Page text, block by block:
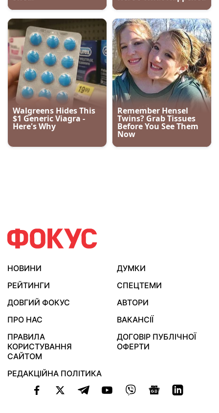
НОВИНИ
ДУМКИ
РЕЙТИНГИ
СПЕЦТЕМИ
ДОВГИЙ ФОКУС
АВТОРИ
ПРО НАС
ВАКАНСІЇ
ПРАВИЛА
КОРИСТУВАННЯ
САЙТОМ
ДОГОВІР ПУБЛІЧНОЇ
ОФЕРТИ
РЕДАКЦІЙНА ПОЛІТИКА